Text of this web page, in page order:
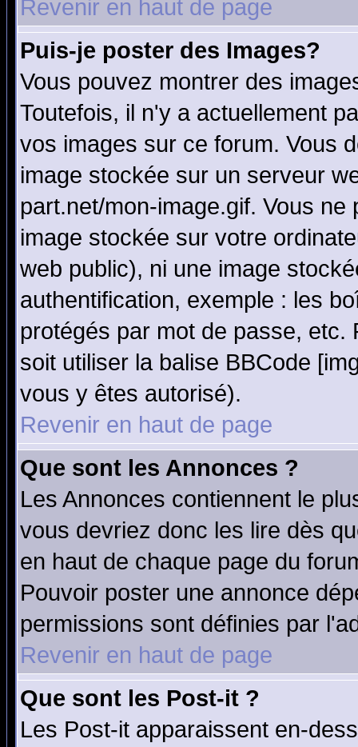
Revenir en haut de page
Puis-je poster des Images?
Vous pouvez montrer des
Toutefois, il n'y a actuellement
vos images sur ce forum. Vous
image stockée sur un serveur
part.net/mon-image.gif. Vous
image stockée sur votre
web public), ni une image
authentification, exemple : les
protégés par mot de passe,
soit utiliser la balise BBCode
vous y êtes autorisé).
Revenir en haut de page
Que sont les Annonces ?
Les Annonces contiennent le
vous devriez donc les lire dès
en haut de chaque page du
Pouvoir poster une annonce
permissions sont définies par
Revenir en haut de page
Que sont les Post-it ?
Les Post-it apparaissent en-